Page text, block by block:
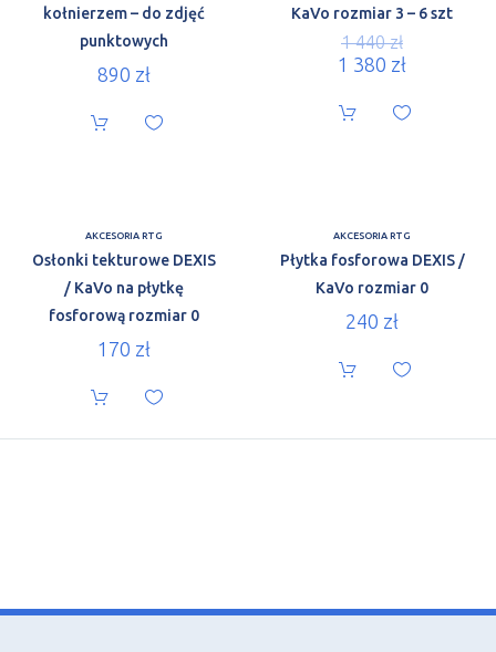
kołnierzem – do zdjęć
punktowych
890 zł
KaVo rozmiar 3 – 6 szt
1 440zł
1 380 zł
AKCESORIA RTG
Osłonki tekturowe DEXIS
/ KaVo na płytkę
fosforową rozmiar 0
170 zł
AKCESORIA RTG
Płytka fosforowa DEXIS /
KaVo rozmiar 0
240 zł